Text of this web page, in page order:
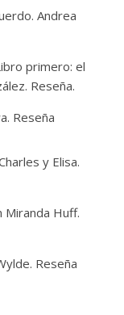
Andrea
primero: el
Reseña.
Reseña
y Elisa.
Miranda Huff.
Reseña